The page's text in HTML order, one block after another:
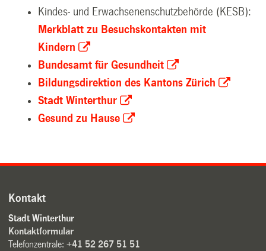
Kindes- und Erwachsenenschutzbehörde (KESB):
Merkblatt zu Besuchskontakten mit
Kindern
Bundesamt für Gesundheit
Bildungsdirektion des Kantons Zürich
Stadt Winterthur
Gesund zu Hause
Kontakt
Stadt Winterthur
Kontaktformular
Telefonzentrale:+41 52 267 51 51